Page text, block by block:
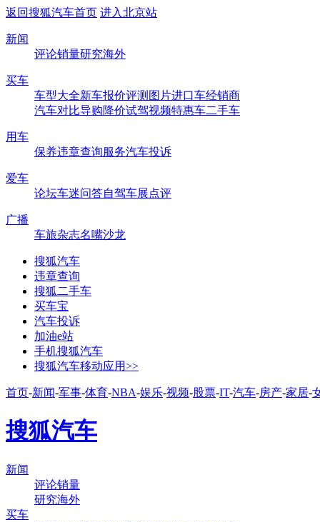
返回搜狐汽车首页 进入北京站
新闻
评论销量研究海外
买车
车型大全新车报价评测 图片进口车经销商
汽车对比导购降价试驾视频特惠车二手车
用车
保养违章查询服务汽车投诉
爱车
论坛车迷问答自驾车展点评
广播
车旅杂志名嘴沙龙
搜狐汽车
违章查询
搜狐二手车
买车宝
汽车投诉
加油e站
手机搜狐汽车
搜狐汽车移动应用>>
首页-新闻-军事-体育-NBA-娱乐-视频-股票-IT-汽车-房产-家居-
搜狐汽车
新闻
评论销量
研究海外
买车